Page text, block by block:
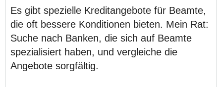
Es gibt spezielle Kreditangebote für Beamte,
die oft bessere Konditionen bieten. Mein Rat:
Suche nach Banken, die sich auf Beamte
spezialisiert haben, und vergleiche die
Angebote sorgfältig.